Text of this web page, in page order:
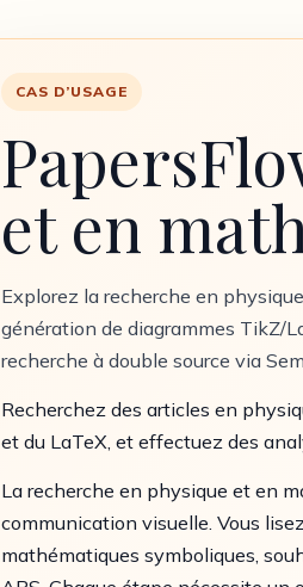
CAS D’USAGE
et en
Explorez la recherche en
génération de diagrammes TikZ/
recherche à double source via
Recherchez des articles en
et du LaTeX, et effectuez des
La recherche en physique et en
communication visuelle. Vous
mathématiques symboliques,